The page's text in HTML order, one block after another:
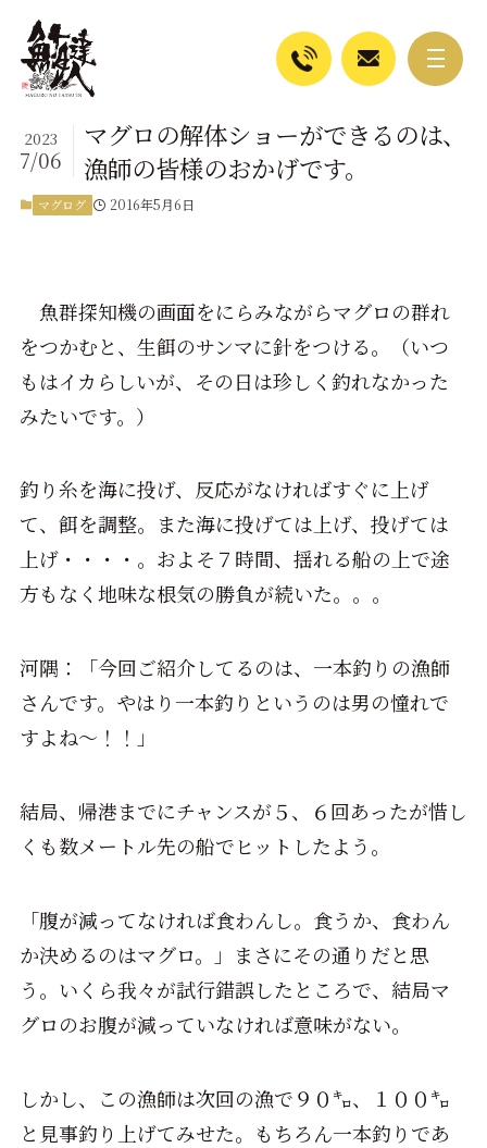
マグロの解体ショーができるのは、
漁師の皆様のおかげです。
2023
7/06
マグログ 2016年5月6日
魚群探知機の画面をにらみながらマグロの群れ
をつかむと、生餌のサンマに針をつける。（いつ
もはイカらしいが、その日は珍しく釣れなかった
みたいです。）
釣り糸を海に投げ、反応がなければすぐに上げ
て、餌を調整。また海に投げては上げ、投げては
上げ・・・・。およそ７時間、揺れる船の上で途
方もなく地味な根気の勝負が続いた。。。
河隅：「今回ご紹介してるのは、一本釣りの漁師
さんです。やはり一本釣りというのは男の憧れで
すよね～！！」
結局、帰港までにチャンスが５、６回あったが惜し
くも数メートル先の船でヒットしたよう。
「腹が減ってなければ食わんし。食うか、食わん
か決めるのはマグロ。
」まさにその通りだと思
う。いくら我々が試行錯誤したところで、結局マ
グロのお腹が減っていなければ意味がない。
しかし、この漁師は次回の漁で９０㌔、１００㌔
と見事釣り上げてみせた。もちろん一本釣りであ